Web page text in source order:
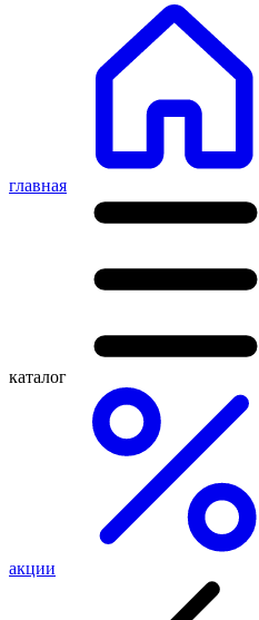
главная
каталог
акции